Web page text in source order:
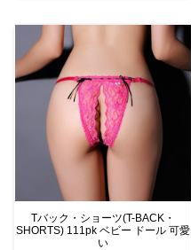
Tバック・ショーツ(T-BACK・
SHORTS) 111pk ベビー ドール 可愛
い